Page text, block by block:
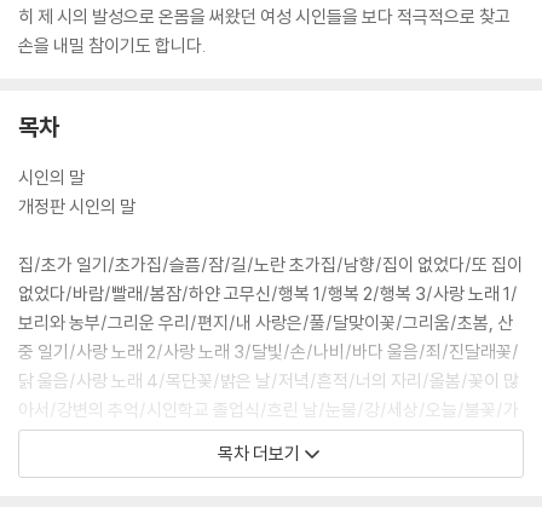
히 제 시의 발성으로 온몸을 써왔던 여성 시인들을 보다 적극적으로 찾고
손을 내밀 참이기도 합니다.
목차
시인의 말
개정판 시인의 말
집/초가 일기/초가집/슬픔/잠/길/노란 초가집/남향/집이 없었다/또 집이
없었다/바람/빨래/봄잠/하얀 고무신/행복 1/행복 2/행복 3/사랑 노래 1/
보리와 농부/그리운 우리/편지/내 사랑은/풀/달맞이꽃/그리움/초봄, 산
중 일기/사랑 노래 2/사랑 노래 3/달빛/손/나비/바다 울음/죄/진달래꽃/
닭 울음/사랑 노래 4/목단꽃/밝은 날/저녁/흔적/너의 자리/올봄/꽃이 많
아서/강변의 추억/시인학교 졸업식/흐린 날/눈물/강/세상/오늘/불꽃/가
을 산/사랑 노래 5/죽음/보리/봄이 올 것이냐/저문 산길/저문 산에서 돌
아와/누이야 날이 저문다/못질/가을 편지/슬픈 이마/절망/시인 두 사람/
목차 더보기